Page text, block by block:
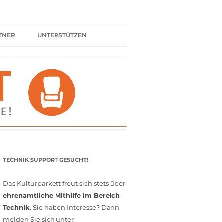
UNTERSTÜTZEN
SPENDEN
FÖRDERMITGLIED WERDEN
MITGLIEDSCHAFT
TECHNIK SUPPORT GESUCHT!
Das Kulturparkett freut sich stets über
ehrenamtliche Mithilfe im Bereich
Technik. Sie haben Interesse? Dann
melden Sie sich unter